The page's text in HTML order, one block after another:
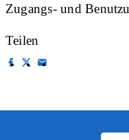
Zugangs- und
Teilen